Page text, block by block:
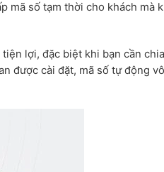
mã số tạm thời cho khách mà
tiện lợi, đặc biệt khi bạn cần
được cài đặt, mã số tự động